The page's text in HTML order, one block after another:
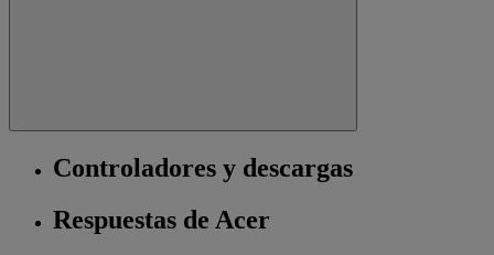
Controladores y descargas
Respuestas de Acer